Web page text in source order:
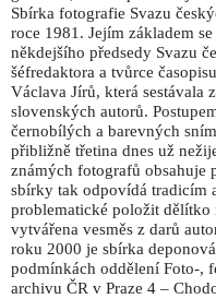
Sbírka fotografie Svazu
roce 1981. Jejím základem
někdejšího předsedy Svazu
šéfredaktora a tvůrce
Václava Jírů, která sestávala
slovenských autorů.
černobílých a barevných
přibližně třetina dnes už
známých fotografů obsahuje
sbírky tak odpovídá tradicím
problematické položit dělítko
vytvářena vesměs z darů
roku 2000 je sbírka
podmínkách oddělení Foto-,
archivu ČR v Praze 4 –